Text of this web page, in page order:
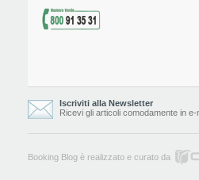
Iscriviti alla Newsletter
Ricevi gli articoli comodamente in e-
Booking Blog è realizzato e curato da